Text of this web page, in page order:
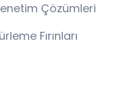
Çözümleri
Fırınları